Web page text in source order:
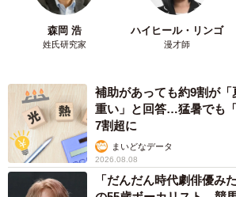
森岡 浩
姓氏研究家
ハイヒール・リンゴ
漫才師
補助があっても約9割が
重い」と回答…猛暑でも
7割超に
まいどなデータ
2026.08.08
「だんだん時代劇俳優み